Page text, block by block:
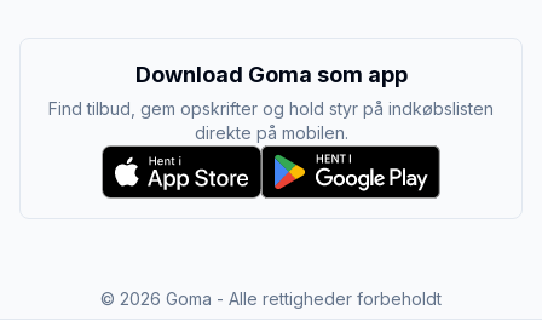
Download Goma som app
Find tilbud, gem opskrifter og hold styr på indkøbslisten
direkte på mobilen.
© 2026 Goma - Alle rettigheder forbeholdt